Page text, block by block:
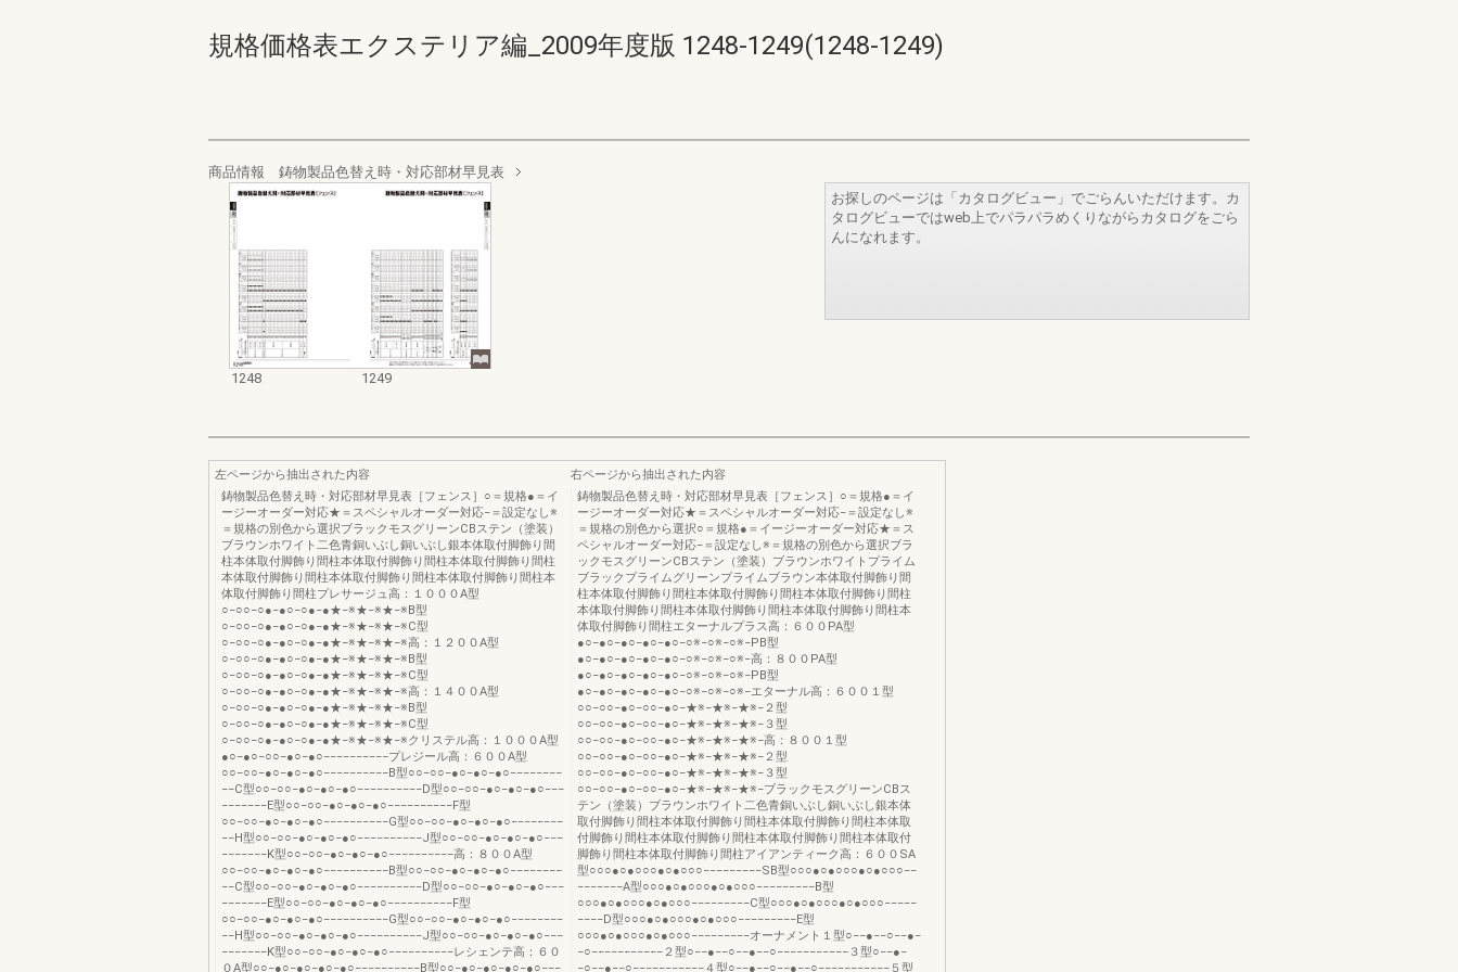
規格価格表エクステリア編_2009年度版 1248-1249(1248-1249)
商品情報 鋳物製品色替え時・対応部材早見表
1248 1249
お探しのページは「カタログビュー」でごらんいただけます。カ
タログビューではweb上でパラパラめくりながらカタログをごら
んになれます。
左ページから抽出された内容
鋳物製品色替え時・対応部材早見表［フェンス］○＝規格●＝イ
ージーオーダー対応★＝スペシャルオーダー対応−＝設定なし※
＝規格の別色から選択ブラックモスグリーンCBステン（塗装）
ブラウンホワイト二色青銅いぶし銅いぶし銀本体取付脚飾り間
柱本体取付脚飾り間柱本体取付脚飾り間柱本体取付脚飾り間柱
本体取付脚飾り間柱本体取付脚飾り間柱本体取付脚飾り間柱本
体取付脚飾り間柱プレサージュ高：１０００A型
○−○○−○●−●○−○●−●★−※★−※★−※B型
○−○○−○●−●○−○●−●★−※★−※★−※C型
○−○○−○●−●○−○●−●★−※★−※★−※高：１２００A型
○−○○−○●−●○−○●−●★−※★−※★−※B型
○−○○−○●−●○−○●−●★−※★−※★−※C型
○−○○−○●−●○−○●−●★−※★−※★−※高：１４００A型
○−○○−○●−●○−○●−●★−※★−※★−※B型
○−○○−○●−●○−○●−●★−※★−※★−※C型
○−○○−○●−●○−○●−●★−※★−※★−※クリステル高：１０００A型
●○−●○−○○−●○−●○−−−−−−−−−−プレジール高：６００A型
○○−○○−●○−●○−●○−−−−−−−−−−B型○○−○○−●○−●○−●○−−−−−−−−
−−C型○○−○○−●○−●○−●○−−−−−−−−−−D型○○−○○−●○−●○−●○−−−
−−−−−−−E型○○−○○−●○−●○−●○−−−−−−−−−−F型
○○−○○−●○−●○−●○−−−−−−−−−−G型○○−○○−●○−●○−●○−−−−−−−−
−−H型○○−○○−●○−●○−●○−−−−−−−−−−J型○○−○○−●○−●○−●○−−−
−−−−−−−K型○○−○○−●○−●○−●○−−−−−−−−−−高：８００A型
○○−○○−●○−●○−●○−−−−−−−−−−B型○○−○○−●○−●○−●○−−−−−−−−
−−C型○○−○○−●○−●○−●○−−−−−−−−−−D型○○−○○−●○−●○−●○−−−
−−−−−−−E型○○−○○−●○−●○−●○−−−−−−−−−−F型
○○−○○−●○−●○−●○−−−−−−−−−−G型○○−○○−●○−●○−●○−−−−−−−−
−−H型○○−○○−●○−●○−●○−−−−−−−−−−J型○○−○○−●○−●○−●○−−−
−−−−−−−K型○○−○○−●○−●○−●○−−−−−−−−−−レシェンテ高：６０
０A型○○−●○−●○−●○−●○−−−−−−−−−−B型○○−●○−●○−●○−●○−−−
右ページから抽出された内容
鋳物製品色替え時・対応部材早見表［フェンス］○＝規格●＝イ
ージーオーダー対応★＝スペシャルオーダー対応−＝設定なし※
＝規格の別色から選択○＝規格●＝イージーオーダー対応★＝ス
ペシャルオーダー対応−＝設定なし※＝規格の別色から選択ブラ
ックモスグリーンCBステン（塗装）ブラウンホワイトプライム
ブラックプライムグリーンプライムブラウン本体取付脚飾り間
柱本体取付脚飾り間柱本体取付脚飾り間柱本体取付脚飾り間柱
本体取付脚飾り間柱本体取付脚飾り間柱本体取付脚飾り間柱本
体取付脚飾り間柱エターナルプラス高：６００PA型
●○−●○−●○−●○−●○−○※−○※−○※−PB型
●○−●○−●○−●○−●○−○※−○※−○※−高：８００PA型
●○−●○−●○−●○−●○−○※−○※−○※−PB型
●○−●○−●○−●○−●○−○※−○※−○※−エターナル高：６００１型
○○−○○−●○−○○−●○−★※−★※−★※−２型
○○−○○−●○−○○−●○−★※−★※−★※−３型
○○−○○−●○−○○−●○−★※−★※−★※−高：８００１型
○○−○○−●○−○○−●○−★※−★※−★※−２型
○○−○○−●○−○○−●○−★※−★※−★※−３型
○○−○○−●○−○○−●○−★※−★※−★※−ブラックモスグリーンCBス
テン（塗装）ブラウンホワイト二色青銅いぶし銅いぶし銀本体
取付脚飾り間柱本体取付脚飾り間柱本体取付脚飾り間柱本体取
付脚飾り間柱本体取付脚飾り間柱本体取付脚飾り間柱本体取付
脚飾り間柱本体取付脚飾り間柱アイアンティーク高：６００SA
型○○○●○●○○○●○●○○○−−−−−−−−−SB型○○○●○●○○○●○●○○○−−
−−−−−−−A型○○○●○●○○○●○●○○○−−−−−−−−−B型
○○○●○●○○○●○●○○○−−−−−−−−−C型○○○●○●○○○●○●○○○−−−−−
−−−−D型○○○●○●○○○●○●○○○−−−−−−−−−E型
○○○●○●○○○●○●○○○−−−−−−−−−オーナメント１型○−−●−−○−−●−
−○−−−−−−−−−−−２型○−−●−−○−−●−−○−−−−−−−−−−−３型○−−●−
−○−−●−−○−−−−−−−−−−−４型○−−●−−○−−●−−○−−−−−−−−−−−５型